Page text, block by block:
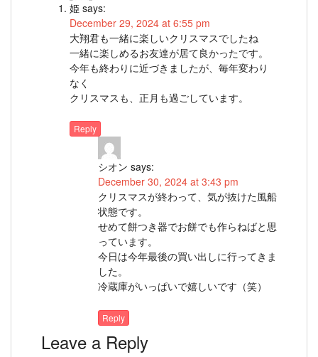
姫 says:
December 29, 2024 at 6:55 pm
大翔君も一緒に楽しいクリスマスでしたね
一緒に楽しめるお友達が居て良かったです。
今年も終わりに近づきましたが、毎年変わり
なく
クリスマスも、正月も過ごしています。
Reply
シオン says:
December 30, 2024 at 3:43 pm
クリスマスが終わって、気が抜けた風船
状態です。
せめて餅つき器でお餅でも作らねばと思
っています。
今日は今年最後の買い出しに行ってきま
した。
冷蔵庫がいっぱいで嬉しいです（笑）
Reply
Leave a Reply